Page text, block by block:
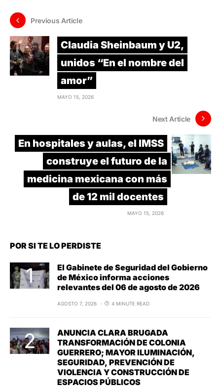
Previous Article
Claudia Sheinbaum y U2,
unidos “En el nombre del
amor”
MAYO 15, 2026
Next Article
En hospitales y aulas, el IMSS
construye el futuro de la
medicina mexicana con más
de 12 mil docentes
MAYO 15, 2026
POR SI TE LO PERDISTE
El Gabinete de Seguridad del Gobierno
de México informa acciones
relevantes del 06 de agosto de 2026
AGOSTO 7, 2026 4 MINUTE READ
ANUNCIA CLARA BRUGADA
TRANSFORMACIÓN DE COLONIA
GUERRERO; MAYOR ILUMINACIÓN,
SEGURIDAD, PREVENCIÓN DE
VIOLENCIA Y CONSTRUCCIÓN DE
ESPACIOS PÚBLICOS